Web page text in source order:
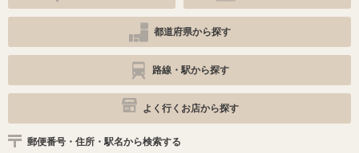
都道府県から探す
路線・駅から探す
よく行くお店から探す
郵便番号・住所・駅名から検索する